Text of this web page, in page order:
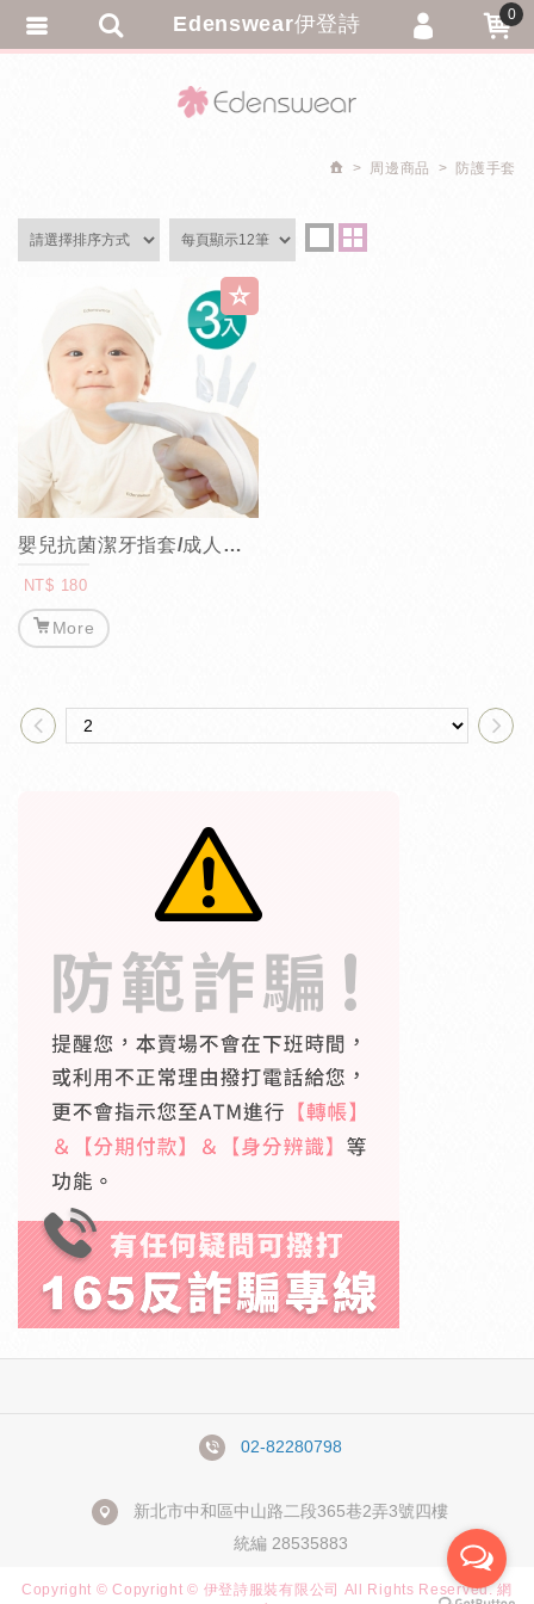
周邊商品 防護手套
嬰兒抗菌潔牙指套/成人濕敷指套3入組
NT$ 180
More
02-82280798
新北市中和區中山路二段365巷2弄3號四樓
統編 28535883
Copyright © Copyright © 伊登詩服裝有限公司 All Rights Reserved.網
Edenswear伊登詩 0
會員註冊
追蹤清單
匯款通知